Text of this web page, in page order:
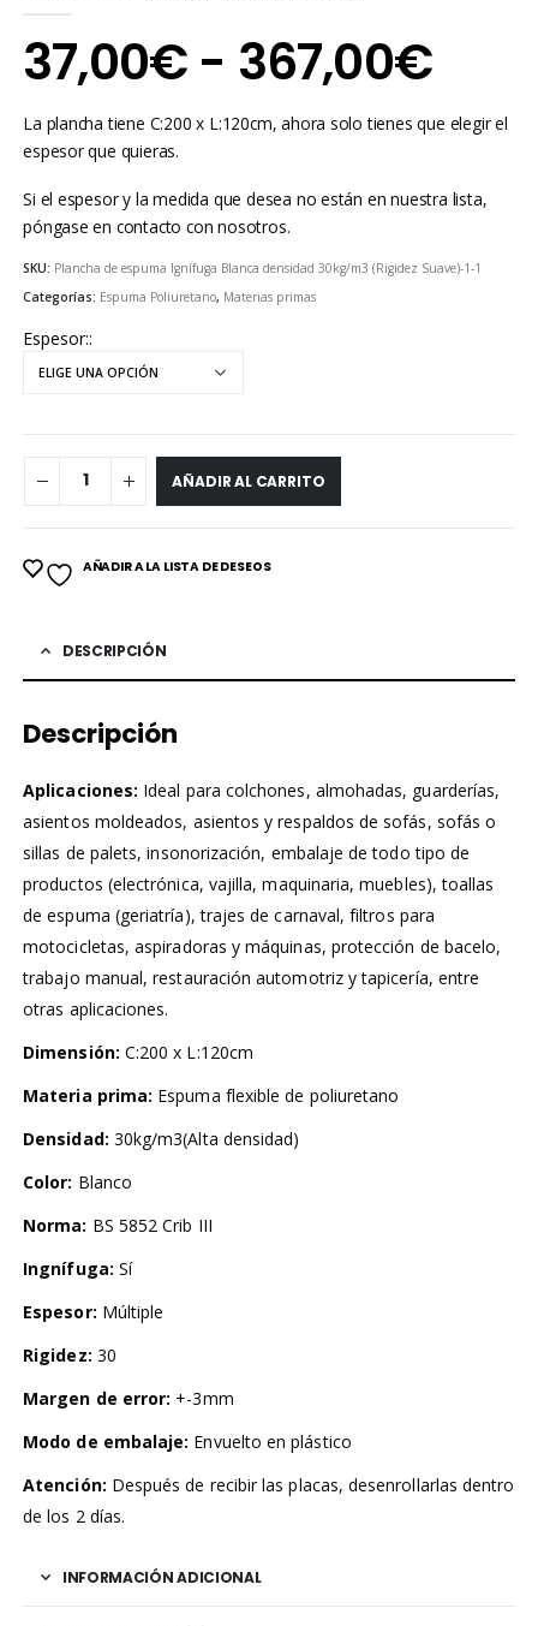
0out of 5
37,00€ - 367,00€
de
La plancha tiene C:200 x L:120cm, ahora solo tienes que elegir el
espesor que quieras.
Si el espesor y la medida que desea no están en nuestra lista,
póngase en contacto con nosotros.
SKU: Plancha de espuma Ignífuga Blanca densidad 30kg/m3 (Rigidez Suave)-1-1
Categorías: Espuma Poliuretano, Materias primas
Espesor:
AÑADIR AL CARRITO
AÑADIR A LA LISTA DE DESEOS
DESCRIPCIÓN
Descripción
Aplicaciones: Ideal para colchones, almohadas, guarderías,
asientos moldeados, asientos y respaldos de sofás, sofás o
sillas de palets, insonorización, embalaje de todo tipo de
productos (electrónica, vajilla, maquinaria, muebles), toallas
de espuma (geriatría), trajes de carnaval, filtros para
motocicletas, aspiradoras y máquinas, protección de bacelo,
trabajo manual, restauración automotriz y tapicería, entre
otras aplicaciones.
Dimensión: C:200 x L:120cm
Materia prima: Espuma flexible de poliuretano
Densidad: 30kg/m3(Alta densidad)
Color: Blanco
Norma: BS 5852 Crib III
Ingnífuga: Sí
Espesor: Múltiple
Rigidez: 30
Margen de error: +-3mm
Modo de embalaje: Envuelto en plástico
Atención: Después de recibir las placas, desenrollarlas dentro
de los 2 días.
INFORMACIÓN ADICIONAL